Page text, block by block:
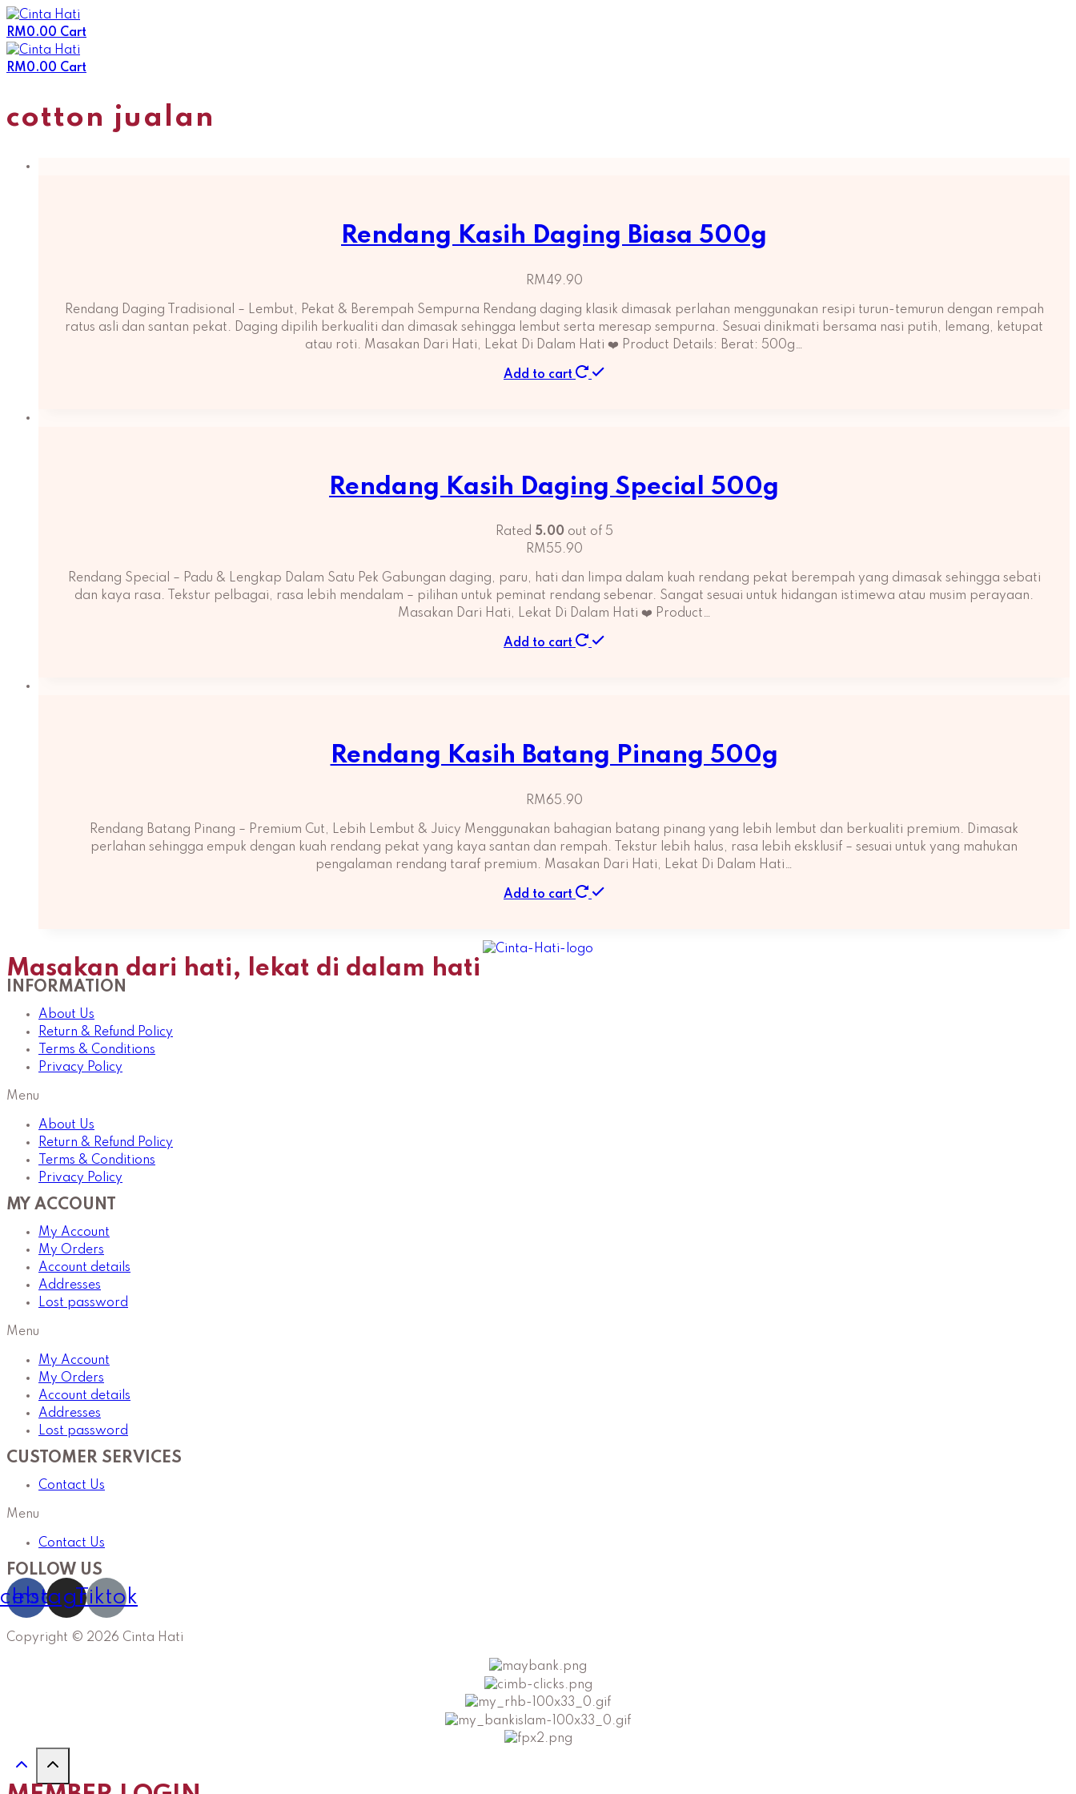
Skip
to
content
RM0.00 Cart
RM0.00 Cart
cotton jualan
Rendang Kasih Daging Biasa 500g
RM49.90
Rendang Daging Tradisional – Lembut, Pekat & Berempah Sempurna Rendang daging klasik dimasak perlahan menggunakan resipi turun-temurun dengan rempah
ratus asli dan santan pekat. Daging dipilih berkualiti dan dimasak sehingga lembut serta meresap sempurna. Sesuai dinikmati bersama nasi putih, lemang, ketupat
atau roti. Masakan Dari Hati, Lekat Di Dalam Hati ❤️ Product Details: Berat: 500g…
Add to cart
Rendang Kasih Daging Special 500g
Rated 5.00out of 5
RM55.90
Rendang Special – Padu & Lengkap Dalam Satu Pek Gabungan daging, paru, hati dan limpa dalam kuah rendang pekat berempah yang dimasak sehingga sebati
dan kaya rasa. Tekstur pelbagai, rasa lebih mendalam – pilihan untuk peminat rendang sebenar. Sangat sesuai untuk hidangan istimewa atau musim perayaan.
Masakan Dari Hati, Lekat Di Dalam Hati ❤️ Product…
Add to cart
Rendang Kasih Batang Pinang 500g
RM65.90
Rendang Batang Pinang – Premium Cut, Lebih Lembut & Juicy Menggunakan bahagian batang pinang yang lebih lembut dan berkualiti premium. Dimasak
perlahan sehingga empuk dengan kuah rendang pekat yang kaya santan dan rempah. Tekstur lebih halus, rasa lebih eksklusif – sesuai untuk yang mahukan
pengalaman rendang taraf premium. Masakan Dari Hati, Lekat Di Dalam Hati…
Add to cart
Masakan dari hati, lekat di dalam hati
INFORMATION
About Us
Return & Refund Policy
Terms & Conditions
Privacy Policy
Menu
About Us
Return & Refund Policy
Terms & Conditions
Privacy Policy
MY ACCOUNT
My Account
My Orders
Account details
Addresses
Lost password
Menu
My Account
My Orders
Account details
Addresses
Lost password
CUSTOMER SERVICES
Contact Us
Menu
Contact Us
FOLLOW US
Instagram
Tiktok
Copyright © 2026 Cinta Hati